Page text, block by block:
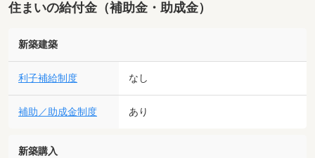
住まいの給付金（補助金・助成金）
新築建築
利子補給制度 なし
補助／助成金制度 あり
新築購入